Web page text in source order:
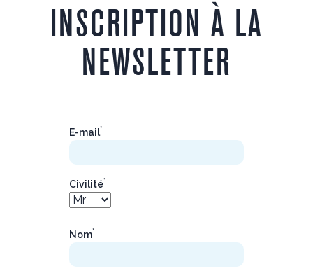
INSCRIPTION À LA
NEWSLETTER
E-mail*
Civilité*
Nom*